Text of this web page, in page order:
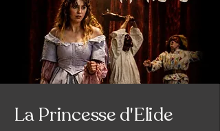
La Princesse d'Elide